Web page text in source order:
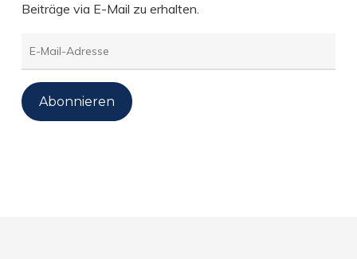
Beiträge via E-Mail zu erhalten.
E-
Mail-
Adresse
Abonnieren